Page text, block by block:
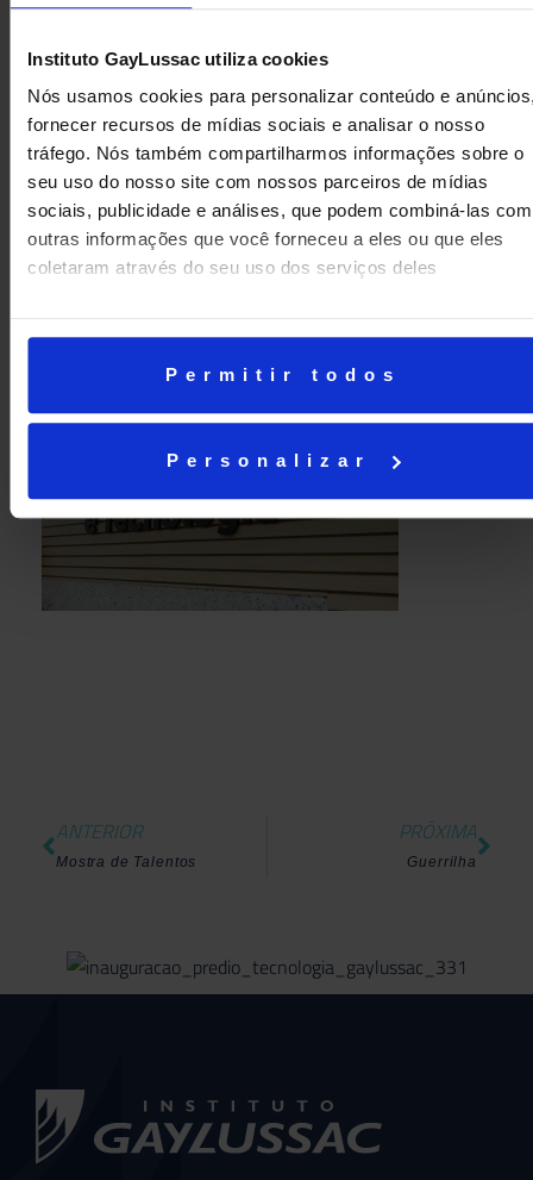
Instituto GayLussac utiliza cookies
Nós usamos cookies para personalizar conteúdo e
fornecer recursos de mídias sociais e analisar o nosso
tráfego. Nós também compartilharmos informações sobre o
seu uso do nosso site com nossos parceiros de mídias
sociais, publicidade e análises, que podem combiná-las com
outras informações que você forneceu a eles ou que eles
coletaram através do seu uso dos serviços deles
Permitir todos
Personalizar
ANTERIOR
Mostra de Talentos
PRÓXIMA
Guerrilha